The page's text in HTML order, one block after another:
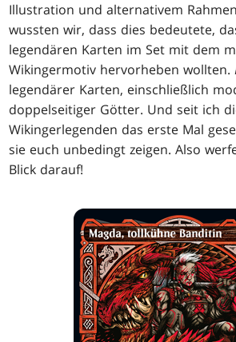
Illustration und alternativem
wussten wir, dass dies bedeutete,
legendären Karten im Set mit dem
Wikingermotiv hervorheben wollten.
legendärer Karten, einschließlich
doppelseitiger Götter. Und seit ich
Wikingerlegenden das erste Mal
sie euch unbedingt zeigen. Also
Blick darauf!